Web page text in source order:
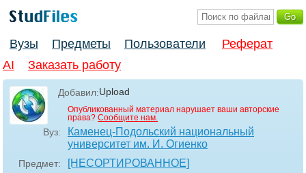
Вузы Предметы Пользователи
Реферат
AI
Заказать работу
Добавил:Upload
Опубликованный материал нарушает ваши авторские
права? Сообщите нам.
Вуз:
Каменец-Подольский национальный
университет им. И. Огиенко
Предмет: [НЕСОРТИРОВАННОЕ]